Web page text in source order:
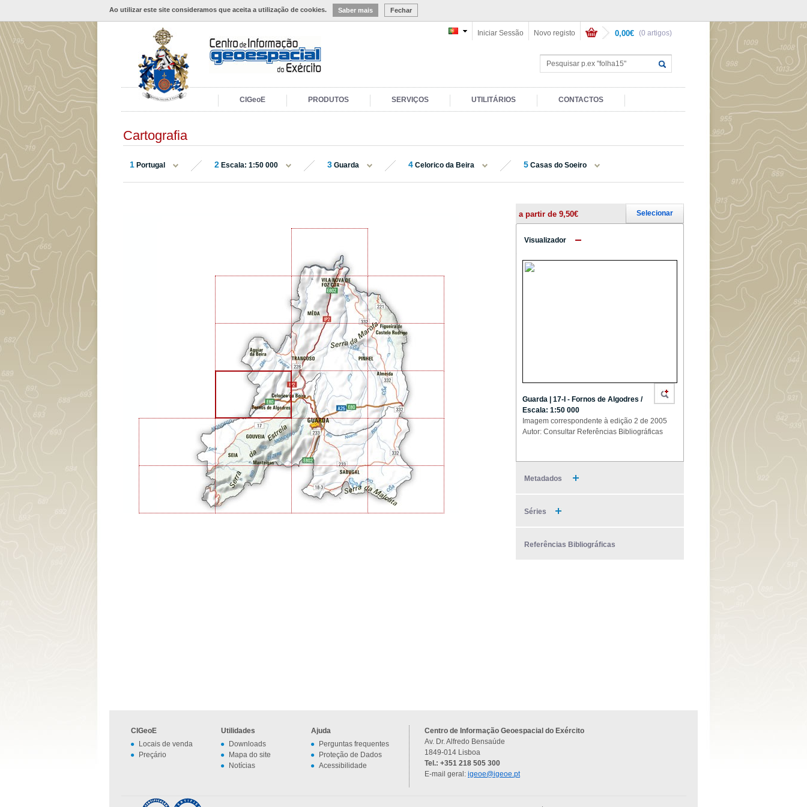
Ao utilizar este site consideramos que aceita a utilização de cookies. Saber mais Fechar
(0 artigos)
0,00€
Novo registo
Iniciar Sessão
CIGeoE PRODUTOS SERVIÇOS UTILITÁRIOS CONTACTOS
Cartografia
1 Portugal 2 Escala: 1:50 000 3 Guarda 4 Celorico da Beira 5 Casas do Soeiro
a partir de 9,50€ Selecionar
Visualizador
Guarda | 17-I - Fornos de Algodres /
Escala: 1:50 000
Imagem correspondente à edição 2 de 2005
Autor: Consultar Referências Bibliográficas
Metadados
Séries
Referências Bibliográficas
CIGeoE
Locais de venda
Preçário
Utilidades
Downloads
Mapa do site
Notícias
Ajuda
Perguntas frequentes
Proteção de Dados
Acessibilidade
Centro de Informação Geoespacial do Exército
Av. Dr. Alfredo Bensaúde
1849-014 Lisboa
Tel.: +351 218 505 300
E-mail geral: igeoe@igeoe.pt